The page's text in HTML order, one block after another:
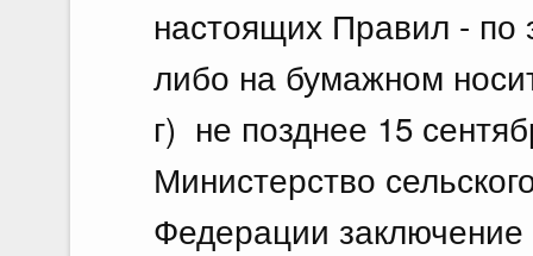
настоящих Правил - по
либо на бумажном
г) не позднее 15
Министерство
Федерации